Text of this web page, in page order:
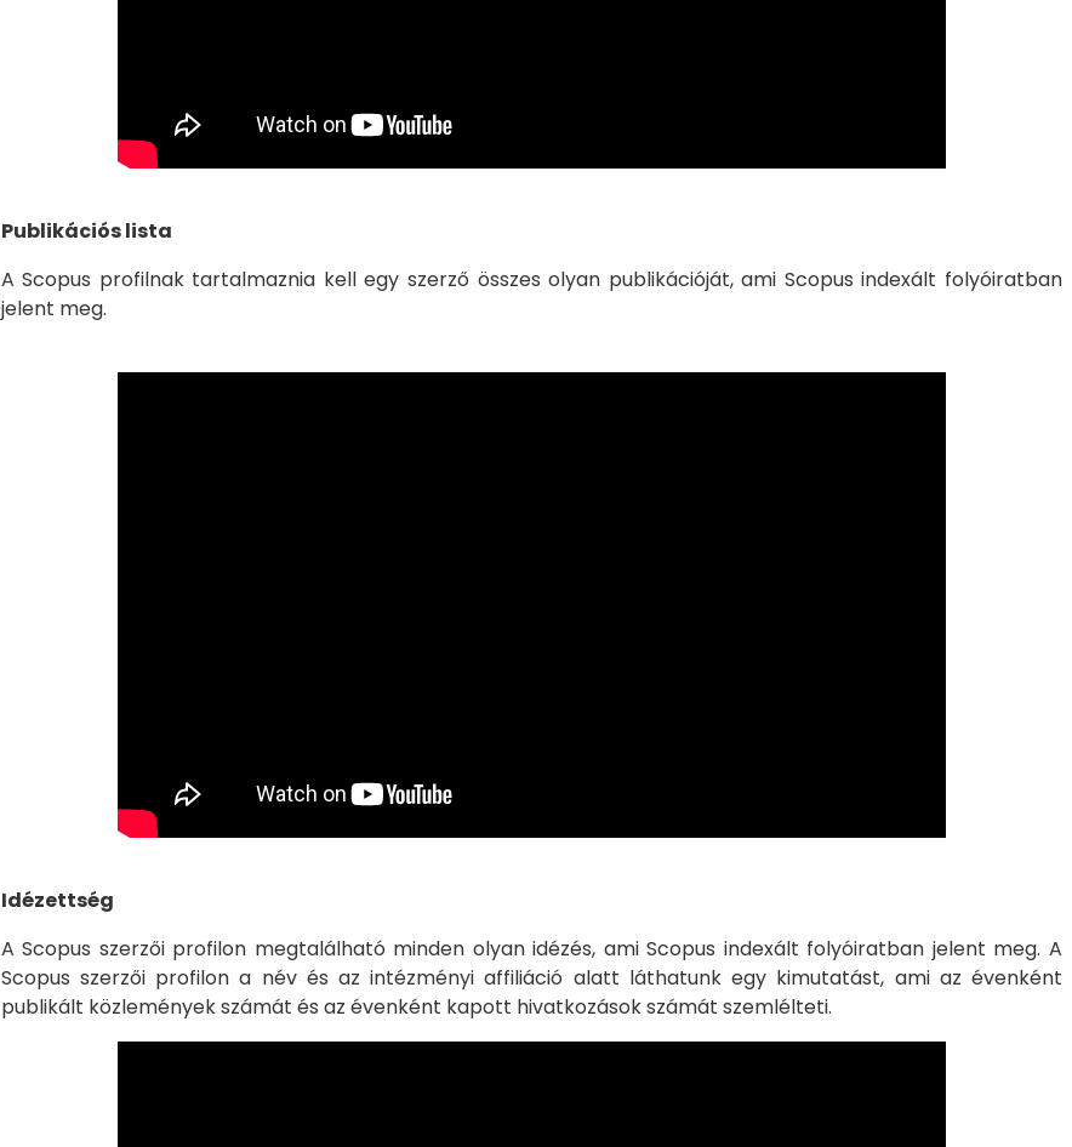
Publikációs lista
A Scopus profilnak tartalmaznia kell egy szerző összes olyan publikációját, ami Scopus indexált folyóiratban
jelent meg.
Idézettség
A Scopus szerzői profilon megtalálható minden olyan idézés, ami Scopus indexált folyóiratban jelent meg. A
Scopus szerzői profilon a név és az intézményi affiliáció alatt láthatunk egy kimutatást, ami az évenként
publikált közlemények számát és az évenként kapott hivatkozások számát szemlélteti.